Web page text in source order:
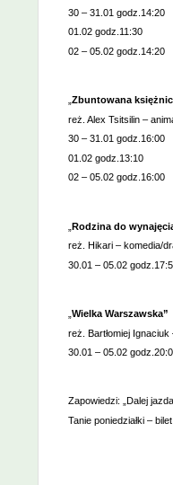
30 – 31.01 godz.14:20
01.02 godz.11:30
02 – 05.02 godz.14:20
Zbuntowana
reż. Alex Tsitsilin –
30 – 31.01 godz.16:00
01.02 godz.13:10
02 – 05.02 godz.16:00
Rodzina do
reż. Hikari – komedia/
30.01 – 05.02
Wielka Warszawska”
reż. Bartłomiej Ignaciuk
30.01 – 05.02
Zapowiedzi: „Dalej
Tanie poniedziałki – bilet